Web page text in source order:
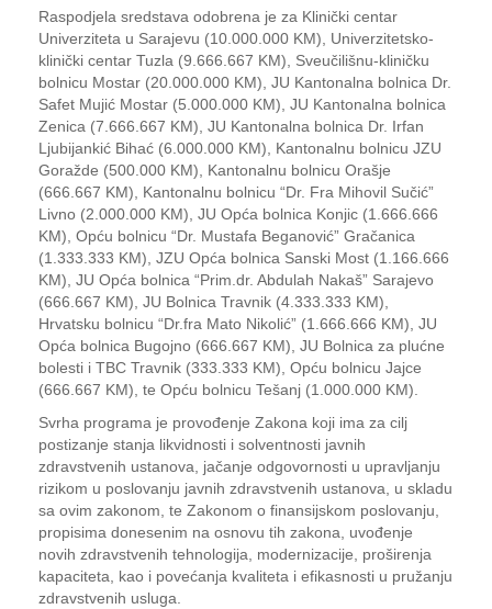
Raspodjela sredstava odobrena je za Klinički centar
Univerziteta u Sarajevu (10.000.000 KM), Univerzitetsko-
klinički centar Tuzla (9.666.667 KM), Sveučilišnu-kliničku
bolnicu Mostar (20.000.000 KM), JU Kantonalna bolnica Dr.
Safet Mujić Mostar (5.000.000 KM), JU Kantonalna bolnica
Zenica (7.666.667 KM), JU Kantonalna bolnica Dr. Irfan
Ljubijankić Bihać (6.000.000 KM), Kantonalnu bolnicu JZU
Goražde (500.000 KM), Kantonalnu bolnicu Orašje
(666.667 KM), Kantonalnu bolnicu “Dr. Fra Mihovil Sučić”
Livno (2.000.000 KM), JU Opća bolnica Konjic (1.666.666
KM), Opću bolnicu “Dr. Mustafa Beganović” Gračanica
(1.333.333 KM), JZU Opća bolnica Sanski Most (1.166.666
KM), JU Opća bolnica “Prim.dr. Abdulah Nakaš” Sarajevo
(666.667 KM), JU Bolnica Travnik (4.333.333 KM),
Hrvatsku bolnicu “Dr.fra Mato Nikolić” (1.666.666 KM), JU
Opća bolnica Bugojno (666.667 KM), JU Bolnica za plućne
bolesti i TBC Travnik (333.333 KM), Opću bolnicu Jajce
(666.667 KM), te Opću bolnicu Tešanj (1.000.000 KM).
Svrha programa je provođenje Zakona koji ima za cilj
postizanje stanja likvidnosti i solventnosti javnih
zdravstvenih ustanova, jačanje odgovornosti u upravljanju
rizikom u poslovanju javnih zdravstvenih ustanova, u skladu
sa ovim zakonom, te Zakonom o finansijskom poslovanju,
propisima donesenim na osnovu tih zakona, uvođenje
novih zdravstvenih tehnologija, modernizacije, proširenja
kapaciteta, kao i povećanja kvaliteta i efikasnosti u pružanju
zdravstvenih usluga.